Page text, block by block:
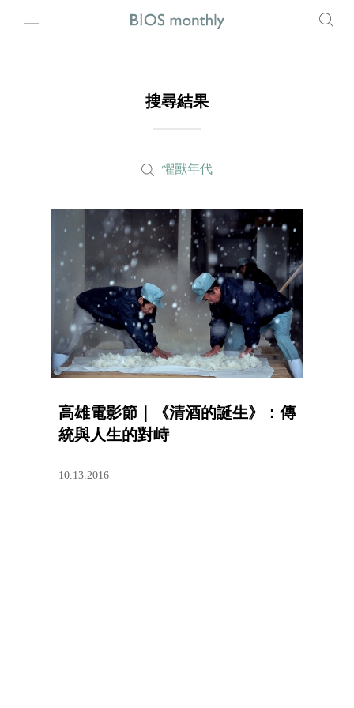
搜尋結果
懼獸年代
高雄電影節｜《清酒的誕生》：傳
統與人生的對峙
10.13.2016